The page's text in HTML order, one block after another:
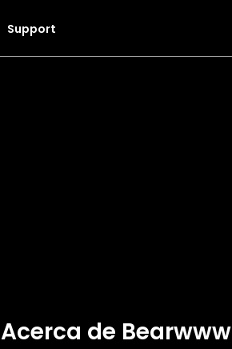
Support
Acerca de Bearwww